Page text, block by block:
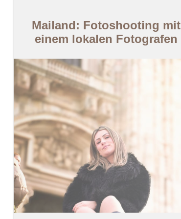
Mailand: Fotoshooting mit
einem lokalen Fotografen